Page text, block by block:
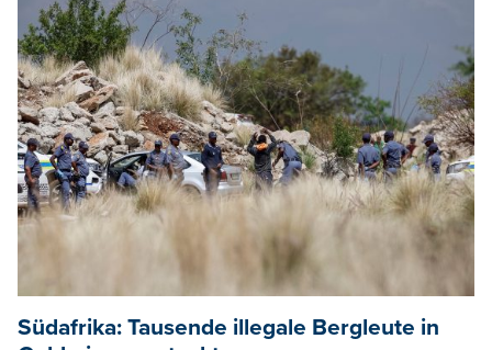
Südafrika: Tausende illegale Bergleute in